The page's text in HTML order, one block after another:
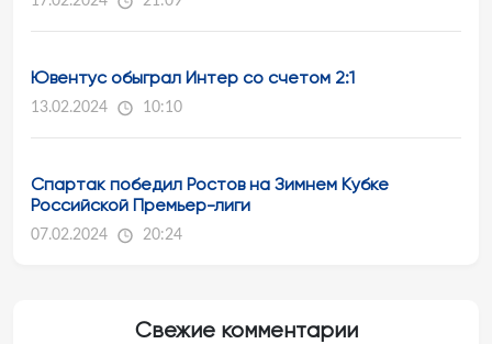
Ювентус обыграл Интер со счетом 2:1
13.02.2024 10:10
Спартак победил Ростов на Зимнем Кубке
Российской Премьер-лиги
07.02.2024 20:24
Свежие комментарии